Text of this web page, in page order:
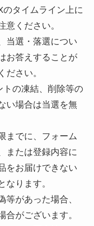
タイムライン上に
意ください。
当選・落選につい
お答えすることが
ださい。
トの凍結、削除等の
い場合は当選を無
までに、フォーム
または登録内容に
をお届けできない
なります。
等があった場合、
合がございます。